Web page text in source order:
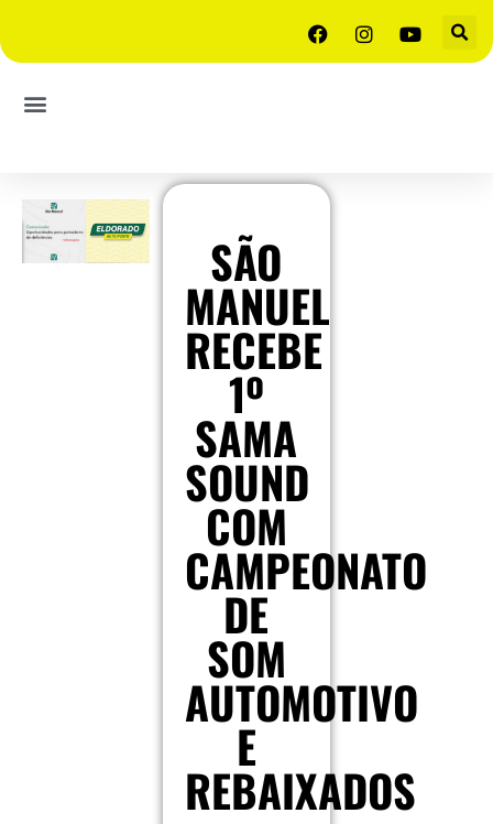
SÃO
MANUEL
RECEBE
1º
SAMA
SOUND
COM
CAMPEONATO
DE
SOM
AUTOMOTIVO
E
REBAIXADOS